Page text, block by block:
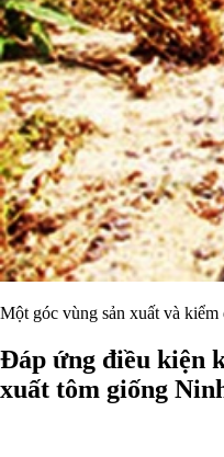
Một góc vùng sản xuất và
Đáp ứng điều kiện
xuất tôm giống